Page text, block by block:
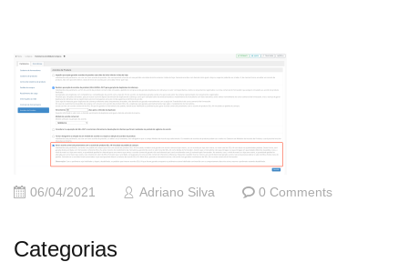
06/04/2021 Adriano Silva 0 Comments
Categorias